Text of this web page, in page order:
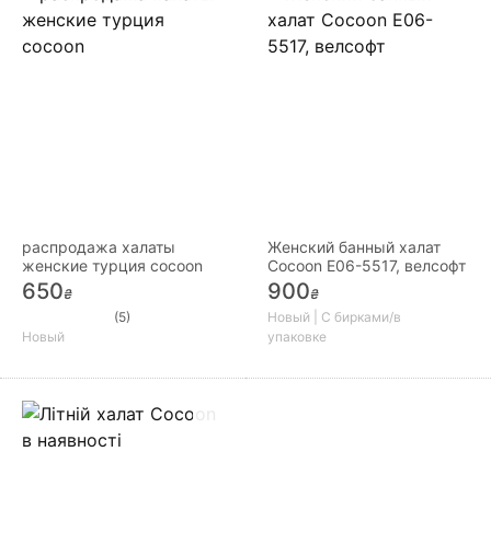
распродажа халаты
женские турция cocoon
650₴
(5)
Новый
Женский банный халат
Cocoon E06-5517, велсофт
900₴
Новый | С бирками/в
упаковке